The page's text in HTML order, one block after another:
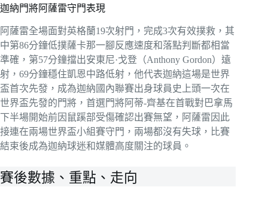
迦納門將阿薩雷守門表現
阿薩雷全場面對英格蘭19次射門，完成3次有效撲救，其
中第86分鐘低撲薩卡那一腳反應速度和落點判斷都相當
準確，第57分鐘擋出安東尼·戈登（Anthony Gordon）遠
射，69分鐘穩住凱恩中路低射，他代表迦納這場是世界
盃首次先發，成為迦納國內聯賽出身球員史上頭一次在
世界盃先發的門將，首選門將阿蒂-齊基在首戰對巴拿馬
下半場開始前因鼠蹊部受傷確認出賽無望，阿薩雷因此
接連在兩場世界盃小組賽守門，兩場都沒有失球，比賽
結束後成為迦納球迷和媒體高度關注的球員。
賽後數據、重點、走向